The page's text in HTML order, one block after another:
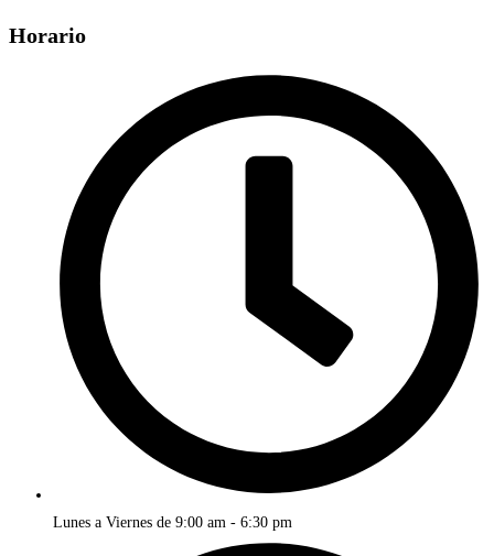
Horario
Lunes a Viernes de 9:00 am - 6:30 pm